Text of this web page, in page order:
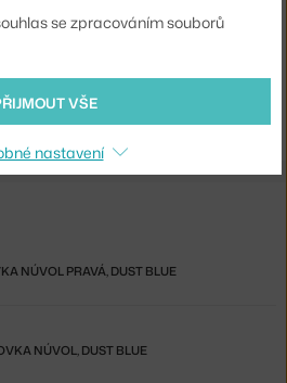
dřevěný rám, tvarovaná pěna
rohová
05_00132
NÚVOL PRAVÁ, DUST BLUE
NÚVOL, DUST BLUE
se zpracováním souborů
VŠE
nastavení